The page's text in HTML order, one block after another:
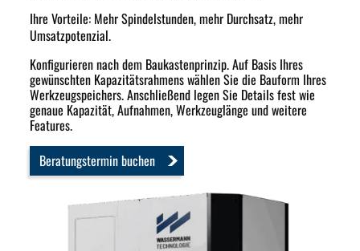
Ihre Vorteile: Mehr Spindelstunden, mehr Durchsatz, mehr
Umsatzpotenzial.
Konfigurieren nach dem Baukastenprinzip. Auf Basis Ihres
gewünschten Kapazitätsrahmens wählen Sie die Bauform Ihres
Werkzeugspeichers. Anschließend legen Sie Details fest wie
genaue Kapazität, Aufnahmen, Werkzeuglänge und weitere
Features.
Beratungstermin buchen